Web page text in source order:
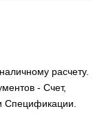
расчету.
- Счет,
Спецификации.